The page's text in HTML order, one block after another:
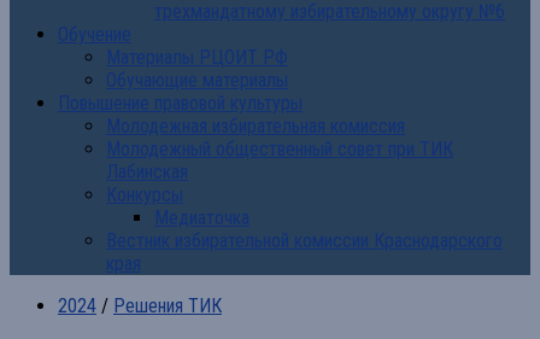
трехмандатному избирательному округу №6
Обучение
Материалы РЦОИТ РФ
Обучающие материалы
Повышение правовой культуры
Молодежная избирательная комиссия
Молодежный общественный совет при ТИК
Лабинская
Конкурсы
Медиаточка
Вестник избирательной комиссии Краснодарского
края
2024 / Решения ТИК